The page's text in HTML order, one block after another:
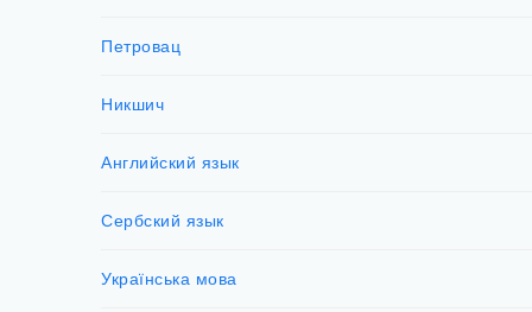
Петровац
Никшич
Английский язык
Сербский язык
Українська мова